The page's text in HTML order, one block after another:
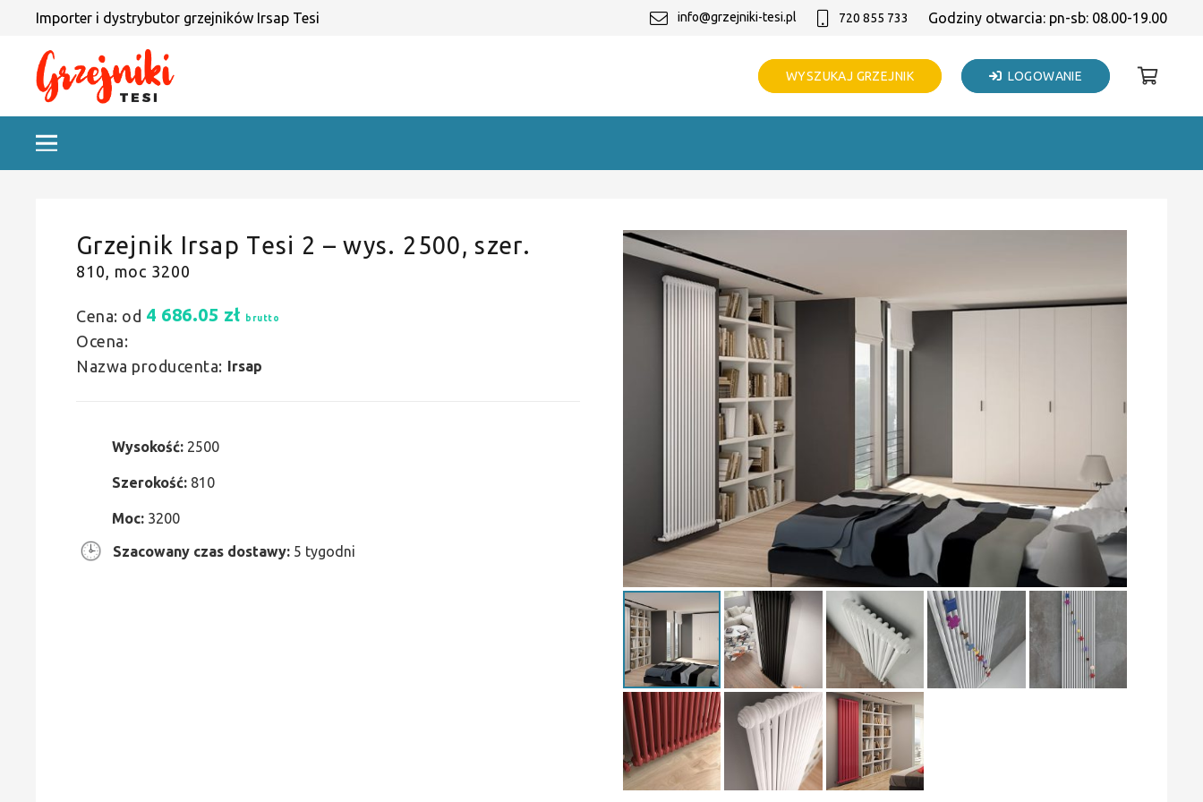
Importer i dystrybutor grzejników Irsap Tesi info@grzejniki-tesi.pl 720 855 733 Godziny otwarcia: pn-sb: 08.00-19.00
WYSZUKAJ GRZEJNIK LOGOWANIE
Grzejnik Irsap Tesi 2 – wys. 2500, szer.
810, moc 3200
Cena: od 4 686.05 zł brutto
Ocena:
Nazwa producenta: Irsap
Wysokość: 2500
Szerokość: 810
Moc: 3200
Szacowany czas dostawy: 5 tygodni